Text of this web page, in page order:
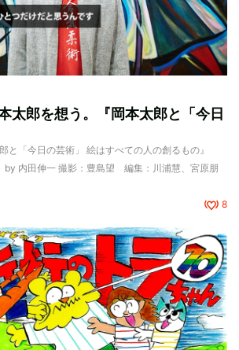
太郎を想う。『岡本太郎と「今日
と「今日の芸術」 絵はすべての人の創るもの』
by 内田伸一 撮影：豊島望 編集：川浦慧、宮原朋
8